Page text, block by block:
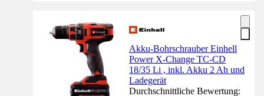
Akku-Bohrschrauber Einhell
Power X-Change TC-CD
18/35 Li , inkl. Akku 2 Ah und
Ladegerät
Durchschnittliche Bewertung: